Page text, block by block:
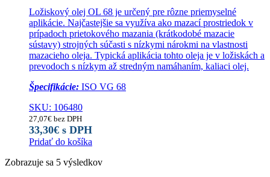
Ložiskový olej OL 68 je určený pre rôzne priemyselné
aplikácie. Najčastejšie sa využíva ako mazací prostriedok v
prípadoch prietokového mazania (krátkodobé mazacie
sústavy) strojných súčasti s nízkymi nárokmi na vlastnosti
mazacieho oleja. Typická aplikácia tohto oleja je v ložiskách a
prevodoch s nízkym až stredným namáhaním, kaliaci olej.
Špecifikácie: ISO VG 68
SKU: 106480
27,07€ bez DPH
33,30€ s DPH
Pridať do košíka
Zobrazuje sa 5 výsledkov